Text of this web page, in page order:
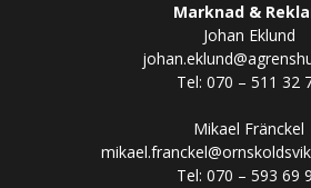
Marknad &
Johan Eklund
Tel: 070 – 511 32
Mikael Fränckel
Tel: 070 – 593 69